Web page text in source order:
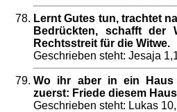
Lernt Gutes tun, trachtet
Bedrückten, schafft der
Rechtsstreit für die Witwe.
Geschrieben steht: Jesaja
Wo ihr aber in ein Haus
zuerst: Friede diesem
Geschrieben steht: Lukas